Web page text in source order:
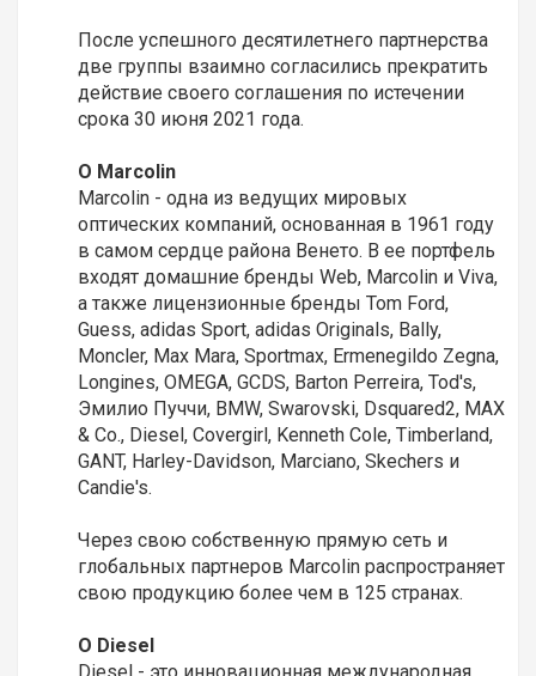
После успешного десятилетнего партнерства
две группы взаимно согласились прекратить
действие своего соглашения по истечении
срока 30 июня 2021 года.
О Marcolin
Marcolin - одна из ведущих мировых
оптических компаний, основанная в 1961 году
в самом сердце района Венето. В ее портфель
входят домашние бренды Web, Marcolin и Viva,
а также лицензионные бренды Tom Ford,
Guess, adidas Sport, adidas Originals, Bally,
Moncler, Max Mara, Sportmax, Ermenegildo Zegna,
Longines, OMEGA, GCDS, Barton Perreira, Tod's,
Эмилио Пуччи, BMW, Swarovski, Dsquared2, MAX
& Co., Diesel, Covergirl, Kenneth Cole, Timberland,
GANT, Harley-Davidson, Marciano, Skechers и
Candie's.
Через свою собственную прямую сеть и
глобальных партнеров Marcolin распространяет
свою продукцию более чем в 125 странах.
О Diesel